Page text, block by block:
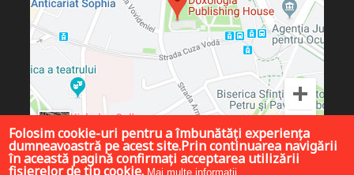
Folosim cookie-uri pentru a îmbunătăți experiența
dumneavoastră pe acest site.Prin continuarea navigării
în această pagină confirmați acceptarea utilizării
fișierelor de tip cookie. Mai multe informații